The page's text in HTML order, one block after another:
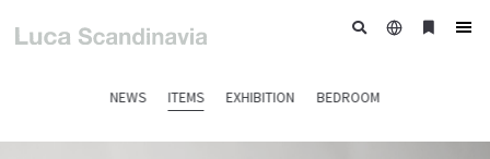
NEWS ITEMS EXHIBITION BEDROOM
日
ブ
ー